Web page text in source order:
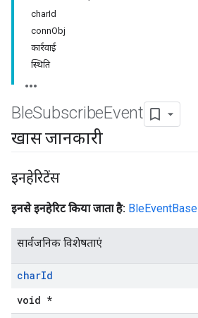
charId
connObj
कार्रवाई
स्थिति
BleSubscribeEvent
खास जानकारी
इनहेरिटेंस
इनसे इनहेरिट किया जाता है: BleEventBase
सार्वजनिक विशेषताएं
charId
void *